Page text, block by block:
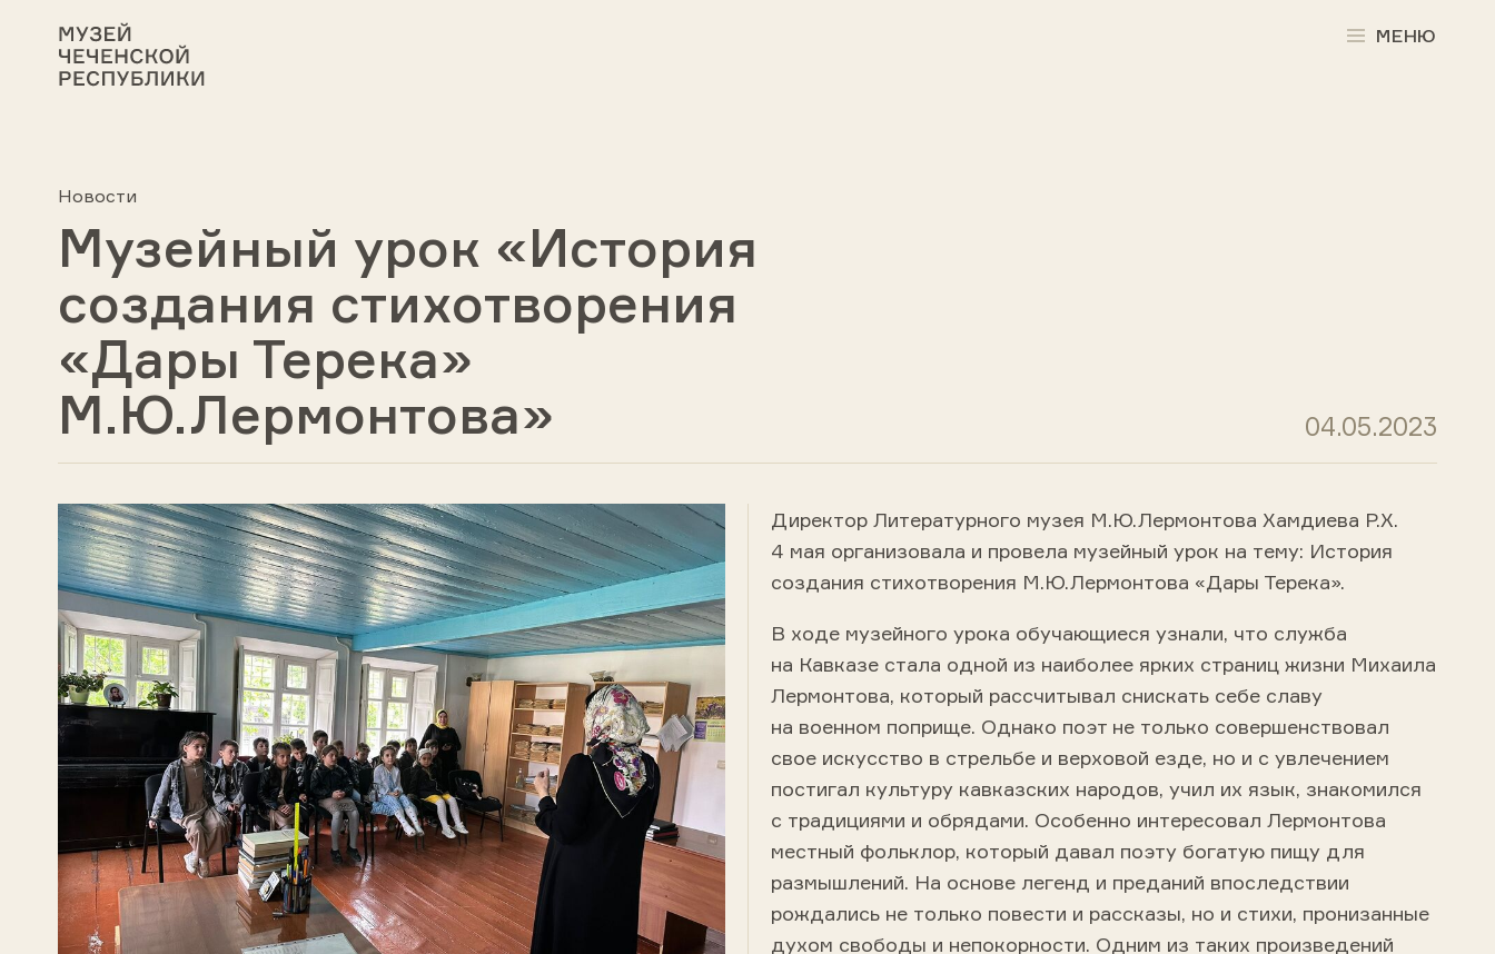
МЕНЮ
Новости
Музейный урок «История
создания стихотворения
«Дары Терека»
М.Ю.Лермонтова»
04.05.2023
Директор Литературного музея М.Ю.Лермонтова Хамдиева Р.Х.
4 мая организовала и провела музейный урок на тему: История
создания стихотворения М.Ю.Лермонтова «Дары Терека».
В ходе музейного урока обучающиеся узнали, что служба
на Кавказе стала одной из наиболее ярких страниц жизни Михаила
Лермонтова, который рассчитывал снискать себе славу
на военном поприще. Однако поэт не только совершенствовал
свое искусство в стрельбе и верховой езде, но и с увлечением
постигал культуру кавказских народов, учил их язык, знакомился
с традициями и обрядами. Особенно интересовал Лермонтова
местный фольклор, который давал поэту богатую пищу для
размышлений. На основе легенд и преданий впоследствии
рождались не только повести и рассказы, но и стихи, пронизанные
духом свободы и непокорности. Одним из таких произведений